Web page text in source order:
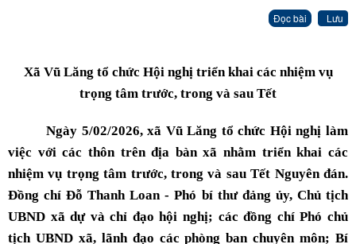
Đọc bài Lưu
Xã Vũ Lăng tổ chức Hội nghị triển khai các nhiệm vụ
trọng tâm trước, trong và sau Tết
Ngày 5/02/2026, xã Vũ Lăng tổ chức Hội nghị làm
việc với các thôn trên địa bàn xã nhằm triển khai các
nhiệm vụ trọng tâm trước, trong và sau Tết Nguyên đán.
Đồng chí Đỗ Thanh Loan - Phó bí thư đảng ủy, Chủ tịch
UBND xã dự và chỉ đạo hội nghị; các đồng chí Phó chủ
tịch UBND xã, lãnh đạo các phòng ban chuyên môn; Bí